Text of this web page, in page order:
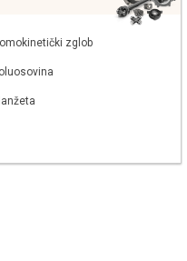
zglob